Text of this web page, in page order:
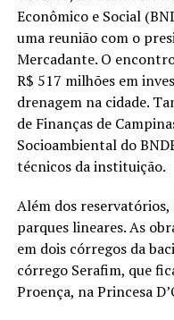
Econômico e Social
uma reunião com o
Mercadante. O
R$ 517 milhões em
drenagem na cidade.
de Finanças de
Socioambiental do
técnicos da instituição.
Além dos
parques lineares. As
em dois córregos da
córrego Serafim, que
Proença, na Princesa